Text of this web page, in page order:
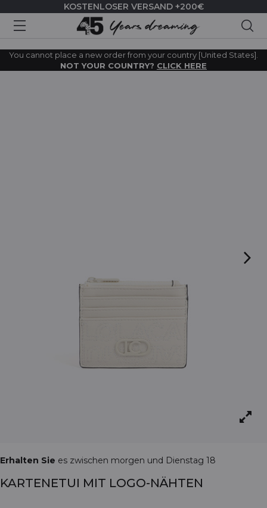
KOSTENLOSER VERSAND +200€
You cannot place a new order from your country [United States].
NOT YOUR COUNTRY? CLICK HERE
Erhalten Sie es zwischen morgen und Dienstag 18
KARTENETUI MIT LOGO-NÄHTEN